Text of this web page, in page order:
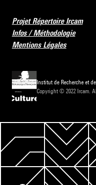
Projet Répertoire Ircam
Infos / Méthodologie
Mentions Légales
Institut de Recherche et
Copyright © 2022 Ircam.